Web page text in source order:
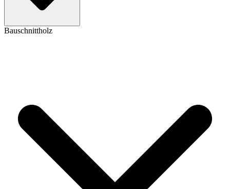
Bauschnittholz